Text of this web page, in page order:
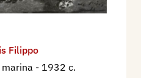
Filippo
- 1932 c.